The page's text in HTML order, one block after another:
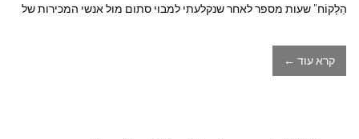
הַלָקוֹח" שעות מספר לאחר שנקלעתי למבוי סתום מול אנשי המכירות של
קרא עוד ←